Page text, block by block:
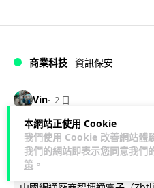
本網站正使用 Cookie
我們使用 Cookie 改善網站體
我們的網站即表示您同意我們
策 。
商業科技 資訊保安
Vin 2 日
智博通路由器爆後
稱漏洞是功能在維